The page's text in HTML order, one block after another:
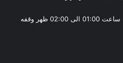
نظر به قانون کار افغانستان ساعت 01:00 الی 02:00 ظهر وقفه